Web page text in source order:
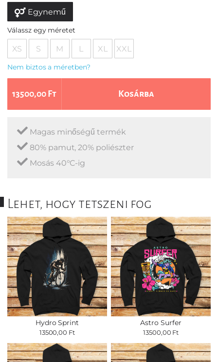
Egynemű
Válassz egy méretet
XS S M L XL XXL
Nem biztos a méretben?
13500,00 Ft Kosárba
Magas minőségű termék
80% pamut, 20% poliészter
Mosás 40°C-ig
Lehet, hogy tetszeni fog
Hydro Sprint
13500,00 Ft
Astro Surfer
13500,00 Ft